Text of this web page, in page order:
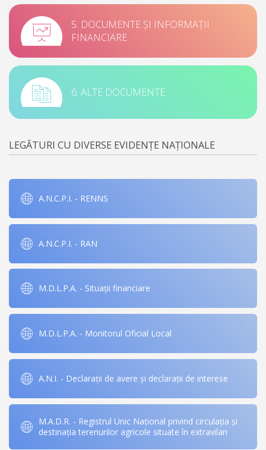
5. DOCUMENTE ȘI INFORMAȚII
FINANCIARE
6. ALTE DOCUMENTE
LEGĂTURI CU DIVERSE EVIDENȚE NAȚIONALE
A.N.C.P.I. - RENNS
A.N.C.P.I. - RAN
M.D.L.P.A. - Situații financiare
M.D.L.P.A. - Monitorul Oficial Local
A.N.I. - Declarații de avere și declarații de interese
M.A.D.R. - Registrul Unic Național privind circulația și
destinația terenurilor agricole situate în extravilan